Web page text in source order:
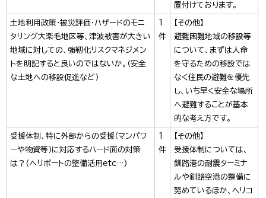
置付けております。
土地利用政策・被災評価・ハザードのモニ
タリング大楽毛地区等、津波被害が大きい
地域に対しての、強靭化リスクマネジメン
トを明記すると良いのではないか。（安全
な土地への移設促進など）
1
件
【その他】
避難困難地域の移設等
について、まずは人命
を守るための移設では
なく住民の避難を優先
し、いち早く安全な場所
へ避難することが基本
的な考え方です。
受援体制、特に外部からの受援（マンパワ
ーや物資等）に対応するハード面の対策
は？(ヘリポートの整備活用etc…)
1
件
【その他】
受援体制については、
釧路港の耐震ターミナ
ルや釧路空港の整備に
努めているほか、ヘリコ